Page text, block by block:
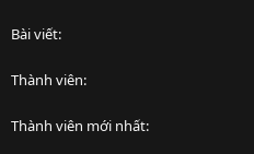
Bài viết
Thành viên
Thành viên mới nhất